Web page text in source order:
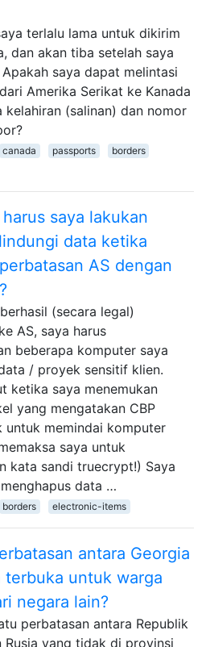
terlalu lama untuk dikirim
dan akan tiba setelah saya
saya dapat melintasi
Amerika Serikat ke Kanada
kelahiran (salinan) dan nomor
canada passports
borders
saya lakukan
data ketika
AS dengan
(secara legal)
AS, saya harus
beberapa komputer saya
/ proyek sensitif klien.
ketika saya menemukan
yang mengatakan CBP
untuk memindai komputer
saya untuk
kata sandi truecrypt!) Saya
data …
borders electronic-items
antara Georgia
terbuka untuk warga
negara lain?
perbatasan antara Republik
Rusia yang tidak di provinsi